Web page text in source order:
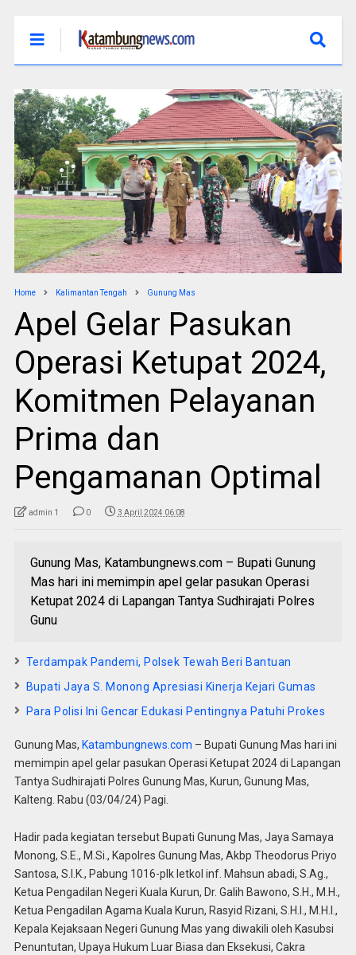
Home Kalimantan Tengah Gunung Mas
Apel Gelar Pasukan
Operasi Ketupat 2024,
Komitmen Pelayanan
Prima dan
Pengamanan Optimal
admin 1 0 3 April 2024 06:08
Gunung Mas, Katambungnews.com – Bupati Gunung
Mas hari ini memimpin apel gelar pasukan Operasi
Ketupat 2024 di Lapangan Tantya Sudhirajati Polres
Gunu
Terdampak Pandemi, Polsek Tewah Beri Bantuan
Bupati Jaya S. Monong Apresiasi Kinerja Kejari Gumas
Para Polisi Ini Gencar Edukasi Pentingnya Patuhi Prokes
Gunung Mas, Katambungnews.com – Bupati Gunung Mas hari ini
memimpin apel gelar pasukan Operasi Ketupat 2024 di Lapangan
Tantya Sudhirajati Polres Gunung Mas, Kurun, Gunung Mas,
Kalteng. Rabu (03/04/24) Pagi.
Hadir pada kegiatan tersebut Bupati Gunung Mas, Jaya Samaya
Monong, S.E., M.Si., Kapolres Gunung Mas, Akbp Theodorus Priyo
Santosa, S.I.K., Pabung 1016-plk letkol inf. Mahsun abadi, S.Ag.,
Ketua Pengadilan Negeri Kuala Kurun, Dr. Galih Bawono, S.H., M.H.,
Ketua Pengadilan Agama Kuala Kurun, Rasyid Rizani, S.H.I., M.H.I.,
Kepala Kejaksaan Negeri Gunung Mas yang diwakili oleh Kasubsi
Penuntutan, Upaya Hukum Luar Biasa dan Eksekusi, Cakra